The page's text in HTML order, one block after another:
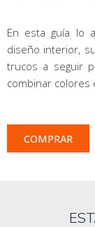
En esta guía lo
diseño interior,
trucos a seguir
combinar colores
COMPRAR